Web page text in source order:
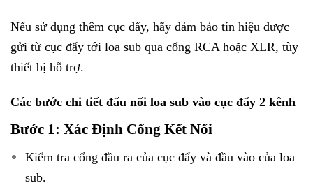
Nếu sử dụng thêm cục đẩy, hãy đảm bảo tín hiệu được
gửi từ cục đẩy tới loa sub qua cổng RCA hoặc XLR, tùy
thiết bị hỗ trợ.
Các bước chi tiết đấu nối loa sub vào cục đẩy 2 kênh
Bước 1: Xác Định Cổng Kết Nối
Kiểm tra cổng đầu ra của cục đẩy và đầu vào của loa
sub.